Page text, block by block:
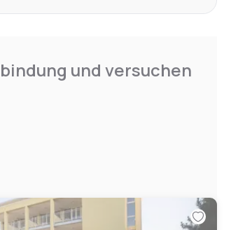
und versuchen